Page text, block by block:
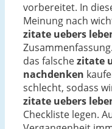
vorbereitet. In
Meinung nach
zitate uebers
das falschezitate
nachdenken
schlecht, sodass
zitate uebers
Checkliste legen.